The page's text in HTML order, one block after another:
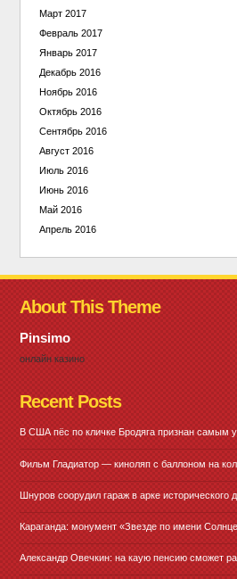
Март 2017
Февраль 2017
Январь 2017
Декабрь 2016
Ноябрь 2016
Октябрь 2016
Сентябрь 2016
Август 2016
Июль 2016
Июнь 2016
Май 2016
Апрель 2016
About This Theme
Pinsimo
онлайн казино
Recent Posts
В США пёс по кличке Бродяга признан самым
Фильм Гладиатор — киноляп с баллоном на
Шнуров соорудил гараж в арке исторического
Караганда: монумент «Звезде по имени
Александр Овечкин: на каую пенсию сможет